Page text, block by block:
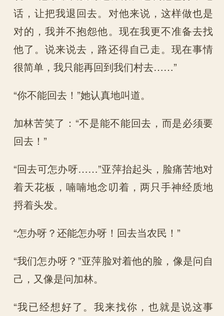
话，让把我退回去。对他来说，这样做也是
对的，我并不抱怨他。现在我更不准备去找
他了。说来说去，路还得自己走。现在事情
很简单，我只能再回到我们村去……”
“你不能回去！”她认真地叫道。
加林苦笑了：“不是能不能回去，而是必须要
回去！”
“回去可怎办呀……”亚萍抬起头，脸痛苦地对
着天花板，喃喃地念叨着，两只手神经质地
捋着头发。
“怎办呀？还能怎办呀！回去当农民！”
“我们怎办呀？”亚萍脸对着他的脸，像是问自
己，又像是问加林。
“我已经想好了。我来找你，也就是说这事